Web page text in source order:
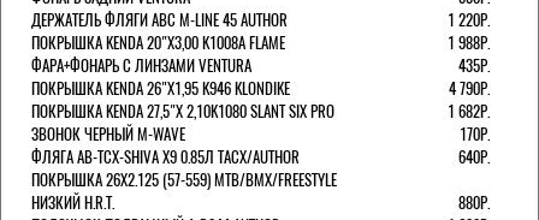
ДЕРЖАТЕЛЬ ФЛЯГИ АВС M-LINE 45 AUTHOR
1 220Р.
ПОКРЫШКА KENDA 20"Х3,00 K1008A FLAME
1 988Р.
ФАРА+ФОНАРЬ С ЛИНЗАМИ VENTURA
435Р.
ПОКРЫШКА KENDA 26"Х1,95 K946 KLONDIKE
4 790Р.
ПОКРЫШКА KENDA 27,5"Х 2,10K1080 SLANT SIX PRO
1 682Р.
ЗВОНОК ЧЕРНЫЙ M-WAVE
170Р.
ФЛЯГА AB-TCX-SHIVA X9 0.85Л TACX/AUTHOR
640Р.
ПОКРЫШКА 26X2.125 (57-559) MTB/BMX/FREESTYLE
НИЗКИЙ H.R.T.
880Р.